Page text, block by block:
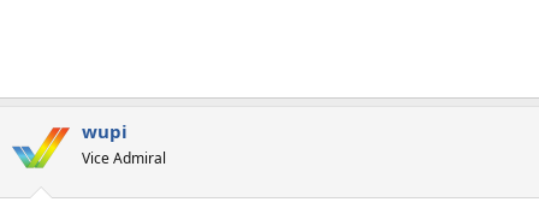
wupi
Vice Admiral